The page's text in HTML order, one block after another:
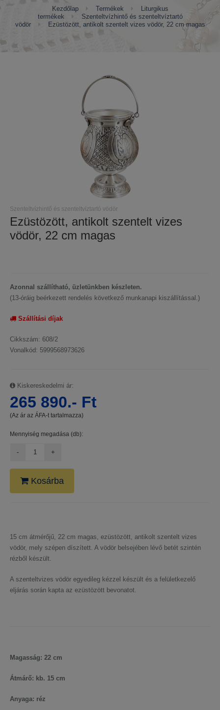
Kezdőlap Termékek
Liturgikus
termékek
Szenteltvízhintő és szenteltvíztartó
vödör
Ezüstözött, antikolt szentelt vizes vödör, 22 cm magas
Szenteltvízhintő és szenteltvíztartó vödör
Ezüstözött, antikolt szentelt vizes
vödör, 22 cm magas
Azonnal szállítható, üzletünkben készleten.
(13-óráig beérkezett rendelés következő munkanapi kiszállítással.)
Szállítási díjak
Cikkszám: 608/2
Vonalkód: 5999568973626
Kiskereskedelmi ár:
265 890.- Ft
(Az ár az ÁFA-t tartalmazza)
Mennyiség megadása (db):
Kosárba
15 cm átmérőjű, 22 cm magas, ezüstözött, antikolt szentelt vizes
vödör, mely szépen díszített. A vödör belsejében lévő betét szintén
rézből készült.
A szenteltvizes vödör egyedileg kézzel készült és a felületkezelő
eljárás során kapta az ezüstözött bevonatot.
Magasság: 22 cm
Átmárő: kb. 15 cm
Anyaga: réz